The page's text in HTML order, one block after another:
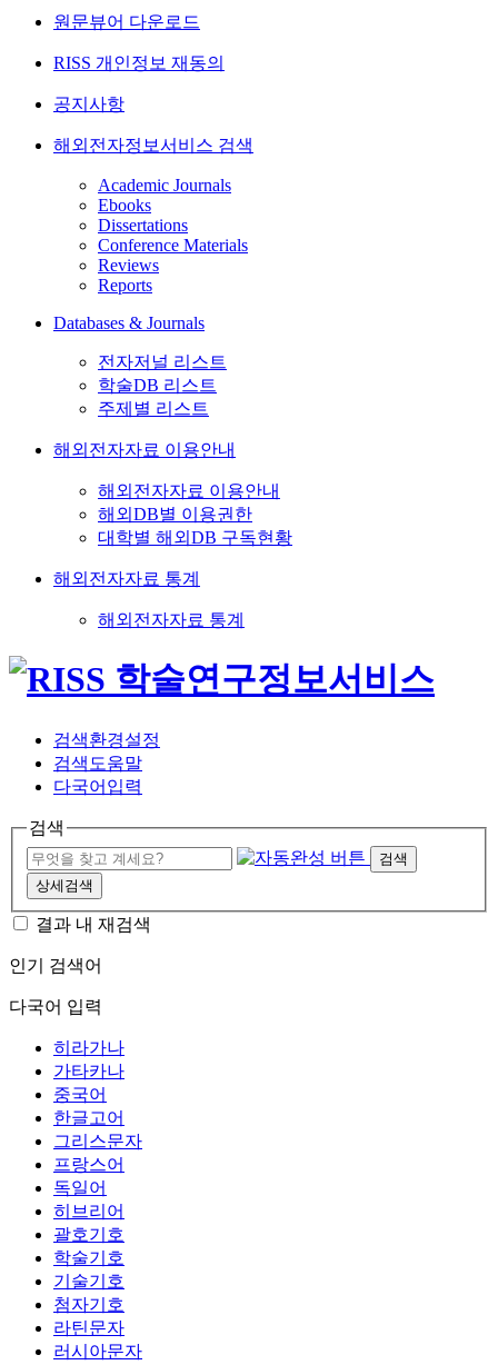
원문뷰어 다운로드
RISS 개인정보 재동의
공지사항
해외전자정보서비스 검색
Academic Journals
Ebooks
Dissertations
Conference Materials
Reviews
Reports
Databases & Journals
전자저널 리스트
학술DB 리스트
주제별 리스트
해외전자자료 이용안내
해외전자자료 이용안내
해외DB별 이용권한
대학별 해외DB 구독현황
해외전자자료 통계
해외전자자료 통계
검색환경설정
검색도움말
다국어입력
검색
검색
상세검색
결과 내 재검색
인기 검색어
다국어 입력
히라가나
가타카나
중국어
한글고어
그리스문자
프랑스어
독일어
히브리어
괄호기호
학술기호
기술기호
첨자기호
라틴문자
러시아문자